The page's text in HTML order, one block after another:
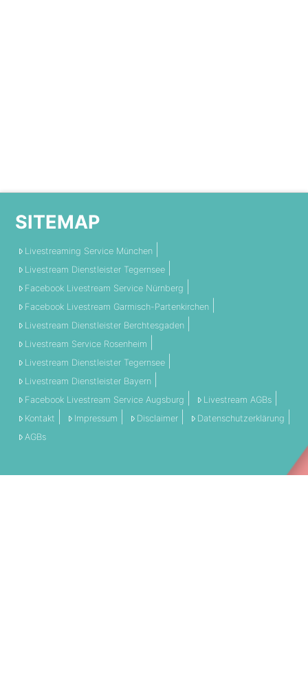
SITEMAP
Livestreaming Service München
Livestream Dienstleister Tegernsee
Facebook Livestream Service Nürnberg
Facebook Livestream Garmisch-Partenkirchen
Livestream Dienstleister Berchtesgaden
Livestream Service Rosenheim
Livestream Dienstleister Tegernsee
Livestream Dienstleister Bayern
Facebook Livestream Service Augsburg
Livestream AGBs
Kontakt
Impressum Disclaimer
Datenschutzerklärung
AGBs